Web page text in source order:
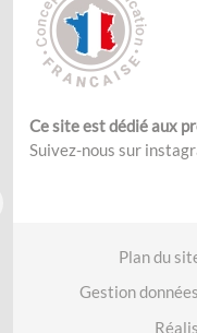
Ce site est dédié aux
Suivez-nous sur
Plan du
Gestion